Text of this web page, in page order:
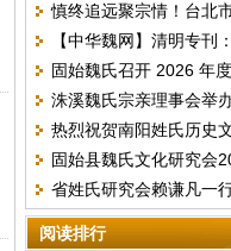
氏文化联谊暨合谱研讨
慎终追远聚宗情！台北
春季祭祖暨换届选举圆
【中华魏网】清明专刊
文明祭祖倡议书
固始魏氏召开 2026 年
文化擘画发展新篇
洙溪魏氏宗亲理事会举
彰大会
热烈祝贺南阳姓氏历史
2024续谱推进会圆满成
固始县魏氏文化研究会
要
省姓氏研究会赖谦凡一
2023年度工作
阅读排行